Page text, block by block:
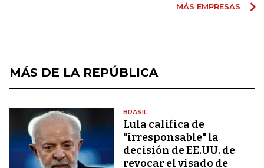
MÁS EMPRESAS
MÁS DE LA REPÚBLICA
BRASIL
Lula califica de
"irresponsable" la
decisión de EE.UU. de
revocar el visado de